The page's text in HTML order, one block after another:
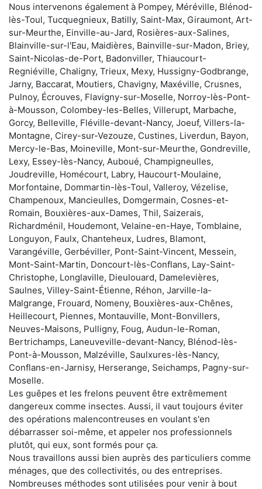
Nous intervenons également à Pompey, Méréville, Blénod-
lès-Toul, Tucquegnieux, Batilly, Saint-Max, Giraumont, Art-
sur-Meurthe, Einville-au-Jard, Rosières-aux-Salines,
Blainville-sur-l'Eau, Maidières, Bainville-sur-Madon, Briey,
Saint-Nicolas-de-Port, Badonviller, Thiaucourt-
Regniéville, Chaligny, Trieux, Mexy, Hussigny-Godbrange,
Jarny, Baccarat, Moutiers, Chavigny, Maxéville, Crusnes,
Pulnoy, Écrouves, Flavigny-sur-Moselle, Norroy-lès-Pont-
à-Mousson, Colombey-les-Belles, Villerupt, Marbache,
Gorcy, Belleville, Fléville-devant-Nancy, Joeuf, Villers-la-
Montagne, Cirey-sur-Vezouze, Custines, Liverdun, Bayon,
Mercy-le-Bas, Moineville, Mont-sur-Meurthe, Gondreville,
Lexy, Essey-lès-Nancy, Auboué, Champigneulles,
Joudreville, Homécourt, Labry, Haucourt-Moulaine,
Morfontaine, Dommartin-lès-Toul, Valleroy, Vézelise,
Champenoux, Mancieulles, Domgermain, Cosnes-et-
Romain, Bouxières-aux-Dames, Thil, Saizerais,
Richardménil, Houdemont, Velaine-en-Haye, Tomblaine,
Longuyon, Faulx, Chanteheux, Ludres, Blamont,
Varangéville, Gerbéviller, Pont-Saint-Vincent, Messein,
Mont-Saint-Martin, Doncourt-lès-Conflans, Lay-Saint-
Christophe, Longlaville, Dieulouard, Damelevières,
Saulnes, Villey-Saint-Étienne, Réhon, Jarville-la-
Malgrange, Frouard, Nomeny, Bouxières-aux-Chênes,
Heillecourt, Piennes, Montauville, Mont-Bonvillers,
Neuves-Maisons, Pulligny, Foug, Audun-le-Roman,
Bertrichamps, Laneuveville-devant-Nancy, Blénod-lès-
Pont-à-Mousson, Malzéville, Saulxures-lès-Nancy,
Conflans-en-Jarnisy, Herserange, Seichamps, Pagny-sur-
Moselle.
Les guêpes et les frelons peuvent être extrêmement
dangereux comme insectes. Aussi, il vaut toujours éviter
des opérations malencontreuses en voulant s'en
débarrasser soi-même, et appeler nos professionnels
plutôt, qui eux, sont formés pour ça.
Nous travaillons aussi bien auprès des particuliers comme
ménages, que des collectivités, ou des entreprises.
Nombreuses méthodes sont utilisées pour venir à bout